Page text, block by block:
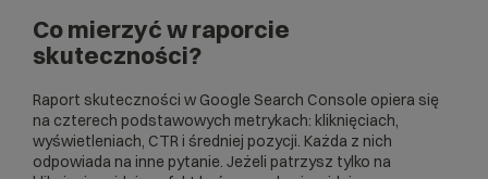
Co mierzyć w raporcie
skuteczności?
Raport skuteczności w Google Search Console opiera się
na czterech podstawowych metrykach: kliknięciach,
wyświetleniach, CTR i średniej pozycji. Każda z nich
odpowiada na inne pytanie. Jeżeli patrzysz tylko na